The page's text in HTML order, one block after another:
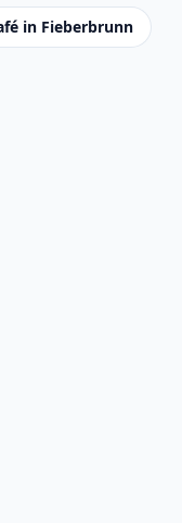
in Fieberbrunn